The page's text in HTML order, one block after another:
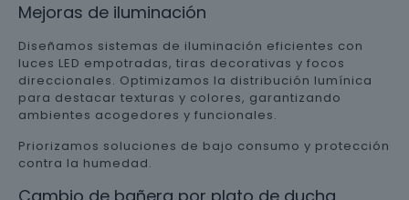
Mejoras de iluminación
Diseñamos sistemas de iluminación eficientes con
luces LED empotradas, tiras decorativas y focos
direccionales. Optimizamos la distribución lumínica
para destacar texturas y colores, garantizando
ambientes acogedores y funcionales.
Priorizamos soluciones de bajo consumo y protección
contra la humedad.